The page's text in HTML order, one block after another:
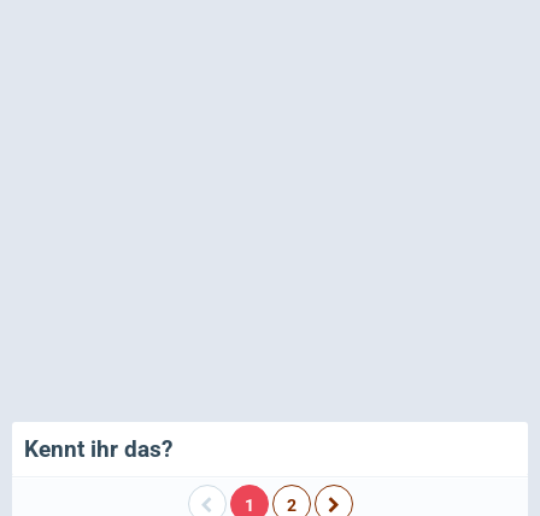
Kennt ihr das?
1 2